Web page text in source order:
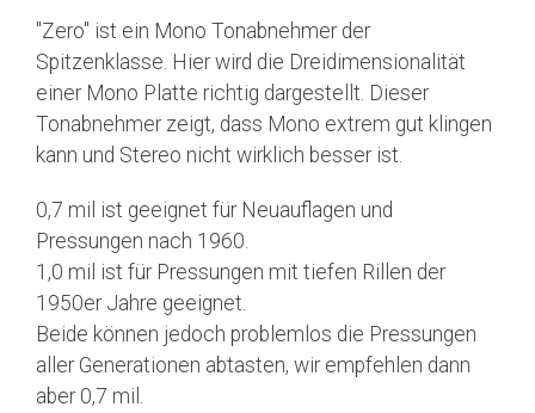
"Zero" ist ein Mono Tonabnehmer der
Spitzenklasse. Hier wird die Dreidimensionalität
einer Mono Platte richtig dargestellt. Dieser
Tonabnehmer zeigt, dass Mono extrem gut klingen
kann und Stereo nicht wirklich besser ist.
0,7 mil ist geeignet für Neuauflagen und
Pressungen nach 1960.
1,0 mil ist für Pressungen mit tiefen Rillen der
1950er Jahre geeignet.
Beide können jedoch problemlos die Pressungen
aller Generationen abtasten, wir empfehlen dann
aber 0,7 mil.